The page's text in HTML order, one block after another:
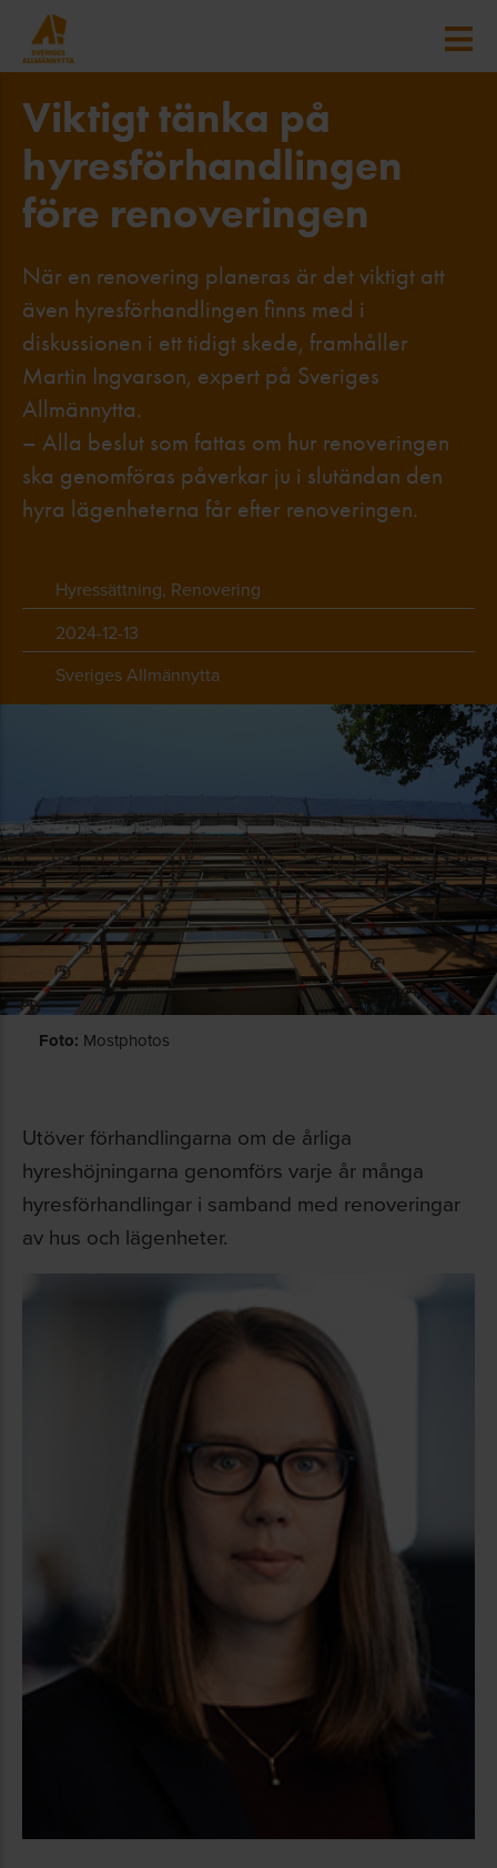
Viktigt tänka på
hyresförhandlingen
före renoveringen
När en renovering planeras är det viktigt att
även hyresförhandlingen finns med i
diskussionen i ett tidigt skede, framhåller
Martin Ingvarson, expert på Sveriges
Allmännytta.
– Alla beslut som fattas om hur renoveringen
ska genomföras påverkar ju i slutändan den
hyra lägenheterna får efter renoveringen.
Hyressättning, Renovering
2024-12-13
Sveriges Allmännytta
Foto: Mostphotos
Utöver förhandlingarna om de årliga
hyreshöjningarna genomförs varje år många
hyresförhandlingar i samband med renoveringar
av hus och lägenheter.